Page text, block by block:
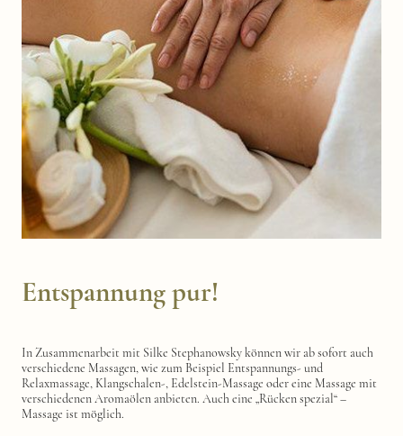
Entspannung pur!
In Zusammenarbeit mit Silke Stephanowsky können wir ab sofort auch
verschiedene Massagen, wie zum Beispiel Entspannungs- und
Relaxmassage, Klangschalen-, Edelstein-Massage oder eine Massage mit
verschiedenen Aromaölen anbieten. Auch eine „Rücken spezial“ –
Massage ist möglich.